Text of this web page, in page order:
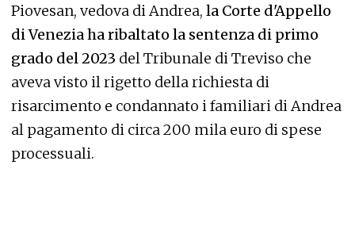
Piovesan, vedova di Andrea, la Corte d'Appello
di Venezia ha ribaltato la sentenza di primo
grado del 2023 del Tribunale di Treviso che
aveva visto il rigetto della richiesta di
risarcimento e condannato i familiari di Andrea
al pagamento di circa 200 mila euro di spese
processuali.